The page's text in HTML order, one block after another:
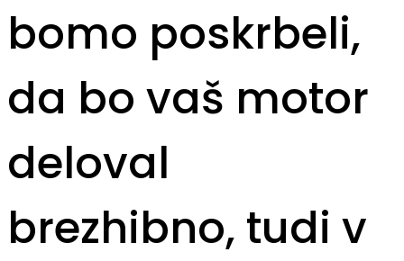
bomo poskrbeli,
da bo vaš motor
deloval
brezhibno, tudi v